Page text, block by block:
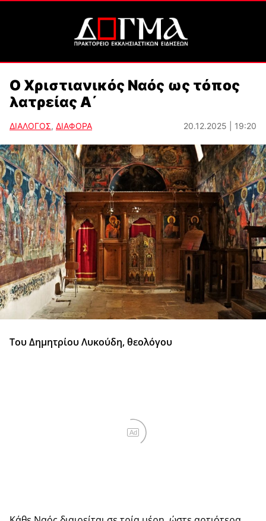
Ο Χριστιανικός Ναός ως τόπος
λατρείας Α΄
ΔΙΑΛΟΓΟΣ, ΔΙΑΦΟΡΑ 20.12.2025 | 19:20
Του Δημητρίου Λυκούδη, θεολόγου
Ad